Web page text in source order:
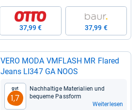
37,99 € 37,99 €
VERO MODA VMFLASH MR Fla­red
Jeans LI347 GA NOOS
Gut
1,7
Nach­hal­tige Mate­ria­lien und
bequeme Pass­form
Weiterlesen